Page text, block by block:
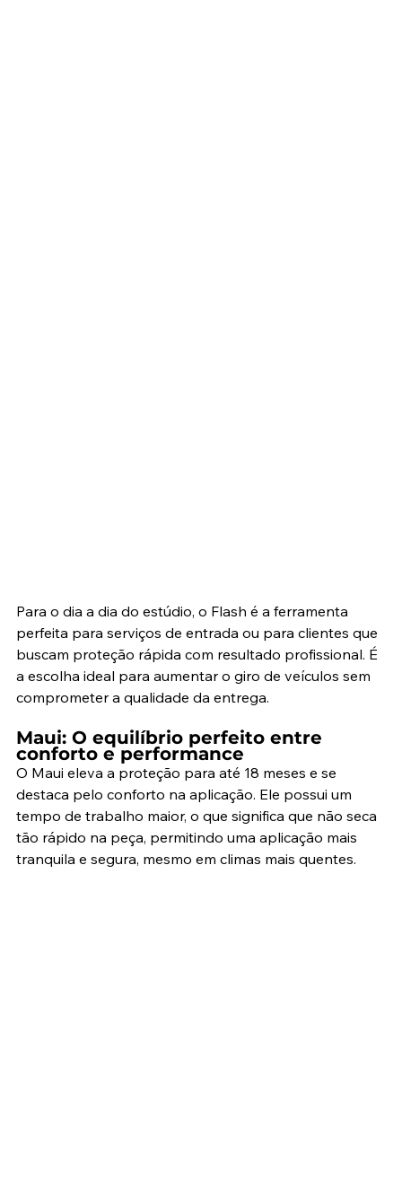
Para o dia a dia do estúdio, o Flash é a ferramenta
perfeita para serviços de entrada ou para clientes que
buscam proteção rápida com resultado profissional. É
a escolha ideal para aumentar o giro de veículos sem
comprometer a qualidade da entrega.
Maui: O equilíbrio perfeito entre
conforto e performance
O Maui eleva a proteção para até 18 meses e se
destaca pelo conforto na aplicação. Ele possui um
tempo de trabalho maior, o que significa que não seca
tão rápido na peça, permitindo uma aplicação mais
tranquila e segura, mesmo em climas mais quentes.